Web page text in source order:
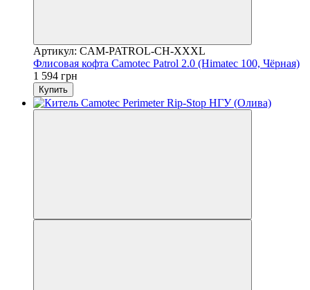
Артикул: CAM-PATROL-CH-XXXL
Флисовая кофта Camotec Patrol 2.0 (Himatec 100, Чёрная)
1 594 грн
Купить